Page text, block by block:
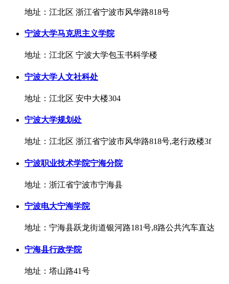
地址：江北区 浙江省宁波市风华路818号
宁波大学马克思主义学院
地址：江北区 宁波大学包玉书科学楼
宁波大学人文社科处
地址：江北区 安中大楼304
宁波大学规划处
地址：江北区 浙江省宁波市风华路818号,老行政楼3f
宁波职业技术学院宁海分院
地址：浙江省宁波市宁海县
宁波电大宁海学院
地址：宁海县跃龙街道银河路181号,8路公共汽车直达
宁海县行政学院
地址：塔山路41号